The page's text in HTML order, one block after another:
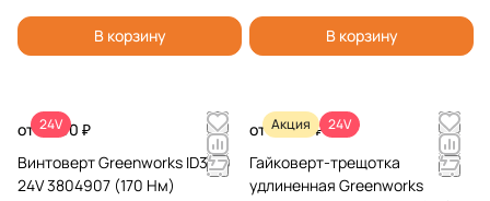
В корзину В корзину
24V
от 5 990 ₽
Винтоверт Greenworks ID3170
24V 3804907 (170 Нм)
Акция 24V
от 9 990 ₽
Гайковерт-трещотка
удлиненная Greenworks